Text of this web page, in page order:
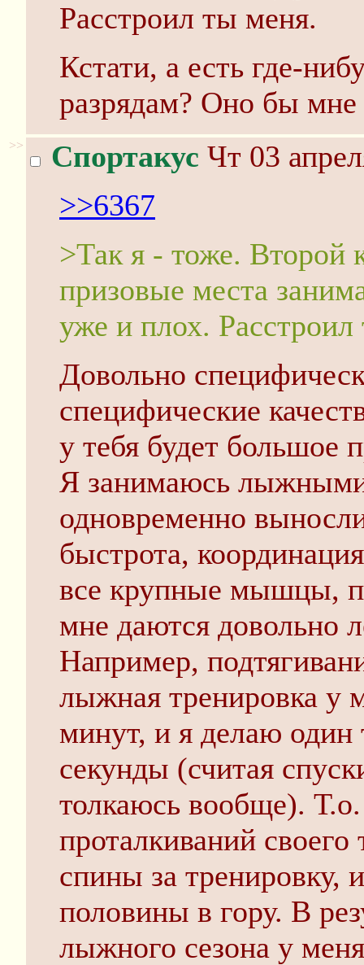
Расстроил ты меня.
Кстати, а есть где-
разрядам? Оно бы мне
>> Спортакус Чт 03
>>6367
>Так я - тоже. Второй
призовые места
уже и плох.
Довольно
специфические
у тебя будет большое
Я занимаюсь лыжными
одновременно
быстрота,
все крупные мышцы,
мне даются довольно
Например,
лыжная тренировка у
минут, и я делаю один
секунды (считая
толкаюсь вообще).
проталкиваний
спины за тренировку,
половины в гору. В
лыжного сезона у